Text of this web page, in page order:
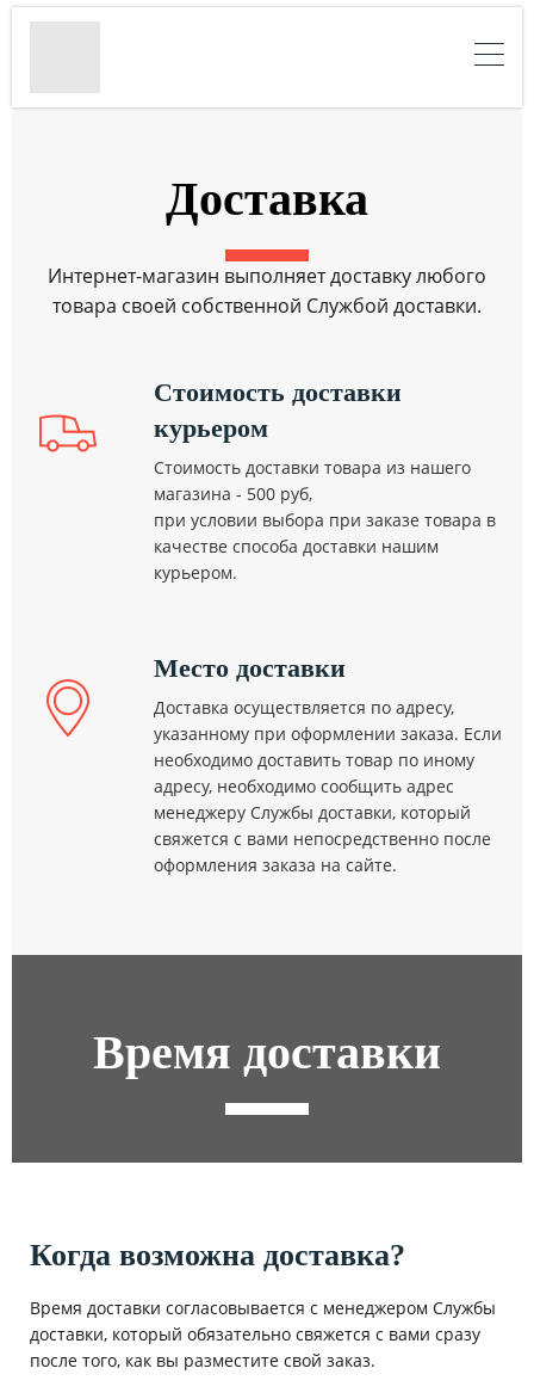
Доставка
Интернет-магазин выполняет доставку любого
товара своей собственной Службой доставки.
Стоимость доставки
курьером
Стоимость доставки товара из нашего
магазина - 500 руб,
при условии выбора при заказе товара в
качестве способа доставки нашим
курьером.
Место доставки
Доставка осуществляется по адресу,
указанному при оформлении заказа. Если
необходимо доставить товар по иному
адресу, необходимо сообщить адрес
менеджеру Службы доставки, который
свяжется с вами непосредственно после
оформления заказа на сайте.
Время доставки
Когда возможна доставка?
Время доставки согласовывается с менеджером Службы
доставки, который обязательно свяжется с вами сразу
после того, как вы разместите свой заказ.